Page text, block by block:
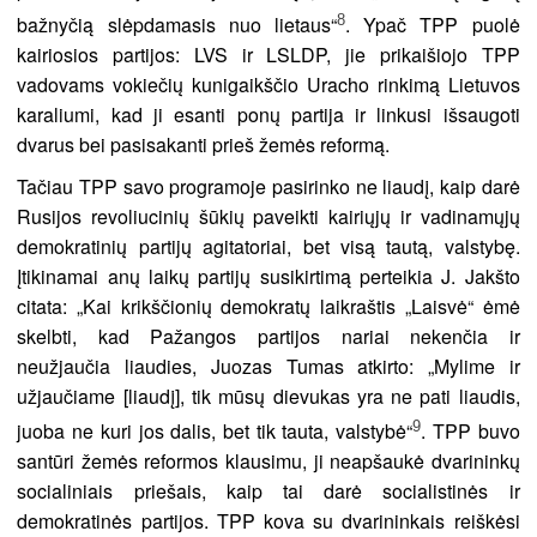
bažnyčią slėpdamasis nuo lietaus“8. Ypač TPP puolė
kairiosios partijos: LVS ir LSLDP, jie prikaišiojo TPP
vadovams vokiečių kunigaikščio Uracho rinkimą Lietuvos
karaliumi, kad ji esanti ponų partija ir linkusi išsaugoti
dvarus bei pasisakanti prieš žemės reformą.
Tačiau TPP savo programoje pasirinko ne liaudį, kaip darė
Rusijos revoliucinių šūkių paveikti kairiųjų ir vadinamųjų
demokratinių partijų agitatoriai, bet visą tautą, valstybę.
Įtikinamai anų laikų partijų susikirtimą perteikia J. Jakšto
citata: „Kai krikščionių demokratų laikraštis „Laisvė“ ėmė
skelbti, kad Pažangos partijos nariai nekenčia ir
neužjaučia liaudies, Juozas Tumas atkirto: „Mylime ir
užjaučiame [liaudį], tik mūsų dievukas yra ne pati liaudis,
juoba ne kuri jos dalis, bet tik tauta, valstybė“9. TPP buvo
santūri žemės reformos klausimu, ji neapšaukė dvarininkų
socialiniais priešais, kaip tai darė socialistinės ir
demokratinės partijos. TPP kova su dvarininkais reiškėsi